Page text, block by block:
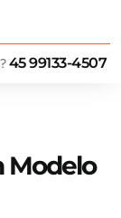
45 99133-4507
Modelo